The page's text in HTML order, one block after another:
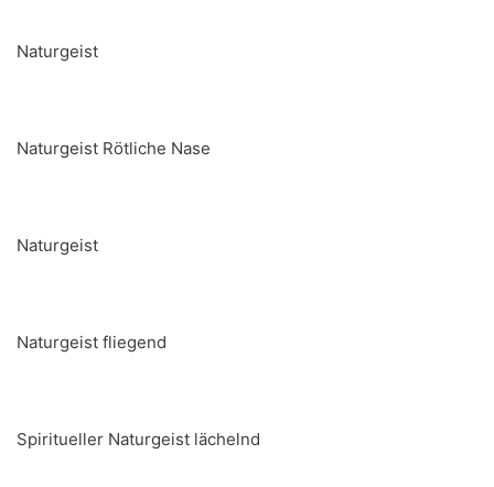
Naturgeist
Naturgeist Rötliche Nase
Naturgeist
Naturgeist fliegend
Spiritueller Naturgeist lächelnd